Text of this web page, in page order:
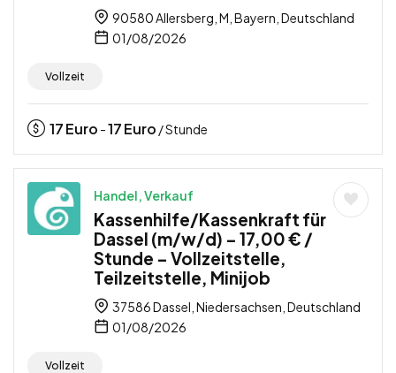
90580 Allersberg, M, Bayern, Deutschland
01/08/2026
Vollzeit
17Euro -17Euro / Stunde
Handel, Verkauf
Kassenhilfe/Kassenkraft für
Dassel (m/w/d) – 17,00 € /
Stunde – Vollzeitstelle,
Teilzeitstelle, Minijob
37586 Dassel, Niedersachsen, Deutschland
01/08/2026
Vollzeit